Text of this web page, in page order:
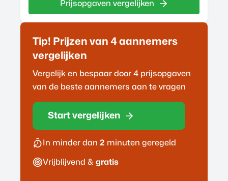
Prijsopgaven vergelijken
Tip! Prijzen van 4 aannemers
vergelijken
Vergelijk en bespaar door 4 prijsopgaven
van de beste aannemers aan te vragen
Start vergelijken
In minder dan 2 minuten geregeld
Vrijblijvend & gratis